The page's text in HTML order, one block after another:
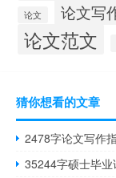
论文 论文写
论文范文
猜你想看的文章
2478字论文写作